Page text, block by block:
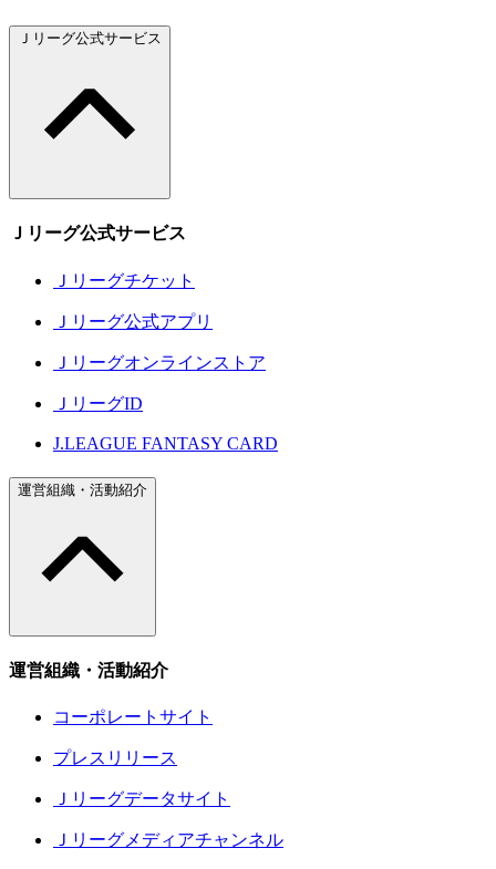
Ｊリーグ公式サービス
Ｊリーグ公式サービス
Ｊリーグチケット
Ｊリーグ公式アプリ
Ｊリーグオンラインストア
ＪリーグID
J.LEAGUE FANTASY CARD
運営組織・活動紹介
運営組織・活動紹介
コーポレートサイト
プレスリリース
Ｊリーグデータサイト
Ｊリーグメディアチャンネル